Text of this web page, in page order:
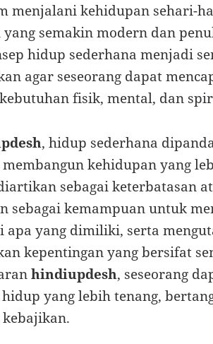
menjalani kehidupan sehari-
semakin modern dan
hidup sederhana menjadi
agar seseorang dapat
fisik, mental, dan
, hidup sederhana
kehidupan yang
sebagai keterbatasan
sebagai kemampuan untuk
apa yang dimiliki, serta
kepentingan yang bersifat
hindiupdesh, seseorang
yang lebih tenang,